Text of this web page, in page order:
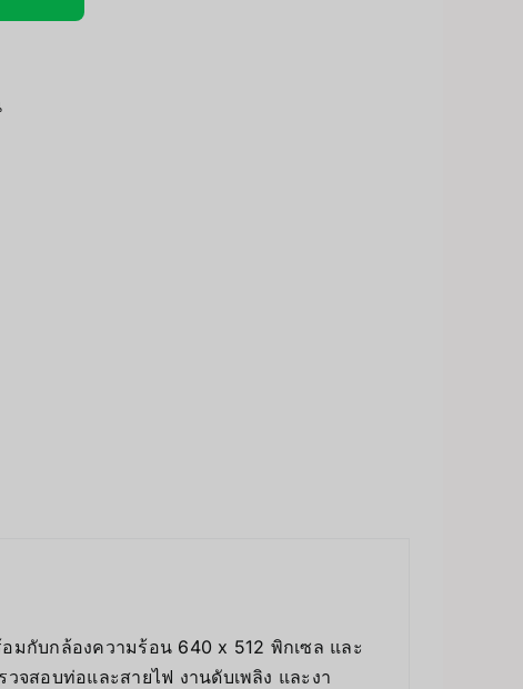
มกับกล้องความร้อน 640 x 512 พิกเซล และ
จสอบท่อและสายไฟ งานดับเพลิง และงา